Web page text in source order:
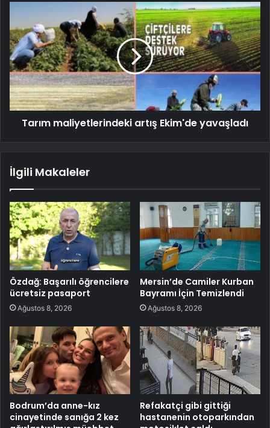
Tarım maliyetlerindeki artış Ekim'de yavaşladı
İlgili Makaleler
Özdağ: Başarılı öğrencilere
ücretsiz pasaport
Ağustos 8, 2026
Mersin’de Camiler Kurban
Bayramı İçin Temizlendi
Ağustos 8, 2026
Bodrum’da anne-kız
cinayetinde sanığa 2 kez
Refakatçi gibi gittiği
hastanenin otoparkından